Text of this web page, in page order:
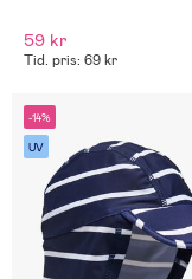
59 kr
Tid. pris: 69 kr
-14%
UV